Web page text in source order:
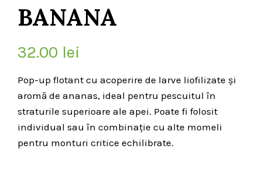
BANANA
32.00 lei
Pop-up flotant cu acoperire de larve liofilizate și
aromă de ananas, ideal pentru pescuitul în
straturile superioare ale apei. Poate fi folosit
individual sau în combinație cu alte momeli
pentru monturi critice echilibrate.